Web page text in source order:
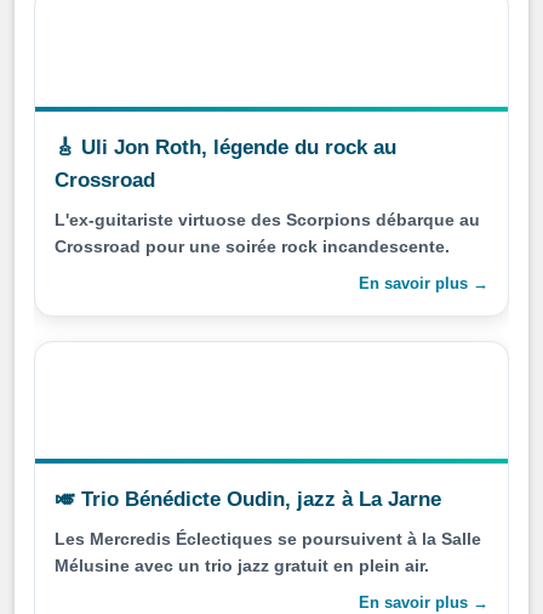
🎸 Uli Jon Roth, légende du rock au
Crossroad
L'ex-guitariste virtuose des Scorpions débarque au
Crossroad pour une soirée rock incandescente.
En savoir plus →
🎺 Trio Bénédicte Oudin, jazz à La Jarne
Les Mercredis Éclectiques se poursuivent à la Salle
Mélusine avec un trio jazz gratuit en plein air.
En savoir plus →